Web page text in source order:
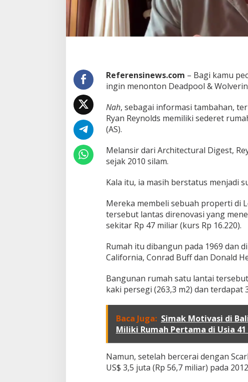
o
s
i
u
m
a
y
a
n
D
a
d
p
o
l
'
y
n
d
s
a
g
S
Referensinews.com – Bagi kamu
ingin menonton Deadpool &
Nah, sebagai informasi tambahan,
Ryan Reynolds memiliki sederet
(AS).
Melansir dari Architectural Digest,
sejak 2010 silam.
Kala itu, ia masih berstatus menjadi
Mereka membeli sebuah properti di
tersebut lantas direnovasi yang
sekitar Rp 47 miliar (kurs Rp 16.220).
Rumah itu dibangun pada 1969 dan
California, Conrad Buff dan Donald
Bangunan rumah satu lantai
kaki persegi (263,3 m2) dan terdapat
Baca Juga: Simak Motivasi di
Miliki Rumah Pertama di Usia 41
Namun, setelah bercerai dengan
US$ 3,5 juta (Rp 56,7 miliar) pada